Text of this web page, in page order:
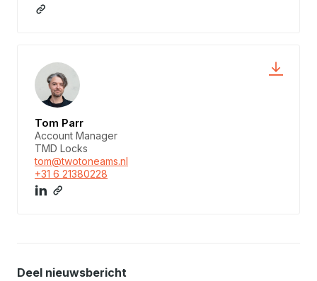
Tom Parr
Account Manager
TMD Locks
tom@twotoneams.nl
+31 6 21380228
Deel nieuwsbericht